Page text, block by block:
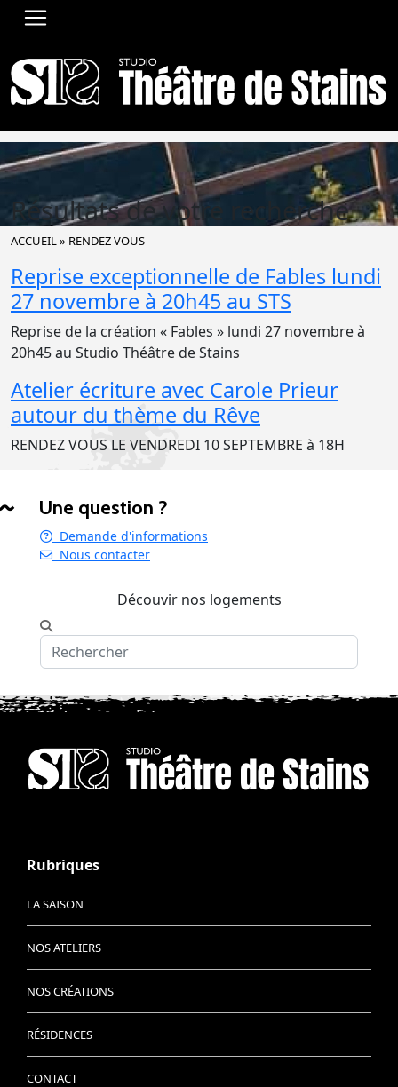
Résultats de votre recherche
ACCUEIL» RENDEZ VOUS
Reprise exceptionnelle de Fables lundi
27 novembre à 20h45 au STS
Reprise de la création « Fables » lundi 27 novembre à
20h45 au Studio Théâtre de Stains
Atelier écriture avec Carole Prieur
autour du thème du Rêve
RENDEZ VOUS LE VENDREDI 10 SEPTEMBRE à 18H
Une question ?
Demande d'informations
Nous contacter
Découvir nos logements
Rubriques
LA SAISON
NOS ATELIERS
NOS CRÉATIONS
RÉSIDENCES
CONTACT